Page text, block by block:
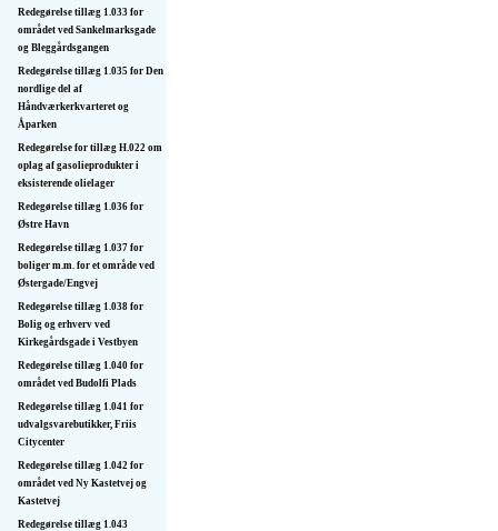
Redegørelse tillæg 1.033 for
området ved Sankelmarksgade
og Bleggårdsgangen
Redegørelse tillæg 1.035 for Den
nordlige del af
Håndværkerkvarteret og
Åparken
Redegørelse for tillæg H.022 om
oplag af gasolieprodukter i
eksisterende olielager
Redegørelse tillæg 1.036 for
Østre Havn
Redegørelse tillæg 1.037 for
boliger m.m. for et område ved
Østergade/Engvej
Redegørelse tillæg 1.038 for
Bolig og erhverv ved
Kirkegårdsgade i Vestbyen
Redegørelse tillæg 1.040 for
området ved Budolfi Plads
Redegørelse tillæg 1.041 for
udvalgsvarebutikker, Friis
Citycenter
Redegørelse tillæg 1.042 for
området ved Ny Kastetvej og
Kastetvej
Redegørelse tillæg 1.043